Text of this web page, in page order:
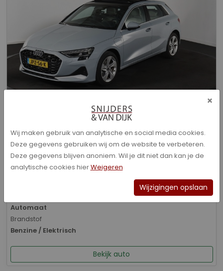
Audi A3 - Sportback 40 TFSI e Advanced edition
Bouwjaar
01-2026
Kilometerstand
Automaat
Brandstof
Benzine / Elektrisch
Bekijk auto
×
Wij maken gebruik van analytische en social media cookies.
Deze gegevens gebruiken wij om de website te verbeteren.
Deze gegevens blijven anoniem. Wil je dit niet dan kan je de
analytische cookies hierWeigeren
Wijzigingen opslaan